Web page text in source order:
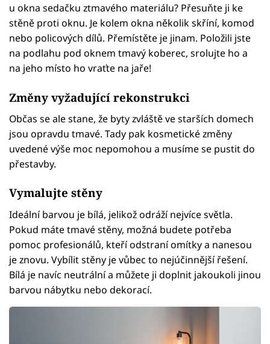
u okna sedačku ztmavého materiálu? Přesuňte ji ke
stěně proti oknu. Je kolem okna několik skříní, komod
nebo policových dílů. Přemístěte je jinam. Položili jste
na podlahu pod oknem tmavý koberec, srolujte ho a
na jeho místo ho vraťte na jaře!
Změny vyžadující rekonstrukci
Občas se ale stane, že byty zvláště ve starších domech
jsou opravdu tmavé. Tady pak kosmetické změny
uvedené výše moc nepomohou a musíme se pustit do
přestavby.
Vymalujte stěny
Ideální barvou je bílá, jelikož odráží nejvíce světla.
Pokud máte tmavé stěny, možná budete potřeba
pomoc profesionálů, kteří odstraní omítky a nanesou
je znovu. Vybílit stěny je vůbec to nejúčinnější řešení.
Bílá je navíc neutrální a můžete ji doplnit jakoukoli jinou
barvou nábytku nebo dekorací.